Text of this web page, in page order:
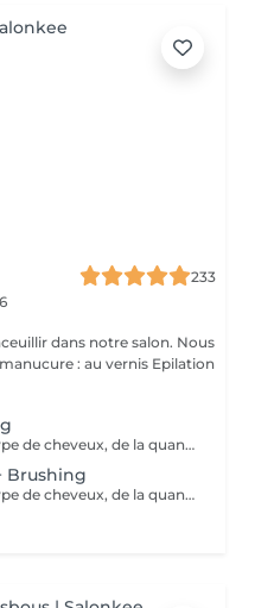
233
dans notre salon. Nous
Le tarif final peut varier selon le type de cheveux, de la quantité de produit utilisée et de la création finalement réalisée.
Brushing
Le tarif final peut varier selon le type de cheveux, de la quantité de produit utilisée et de la création finalement réalisée.